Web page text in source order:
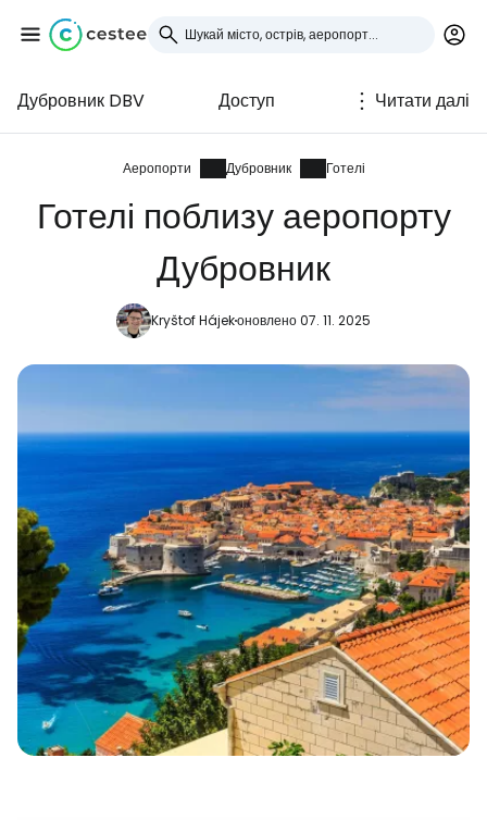
Дубровник DBV Доступ Читати далі
Аеропорти Дубровник Готелі
Готелі поблизу аеропорту
Дубровник
Kryštof Hájekоновлено 07. 11. 2025
Увійдіть до Cestee
... світова туристична спільнота
Продовжуйте з Google
Продовжуйте у Facebook